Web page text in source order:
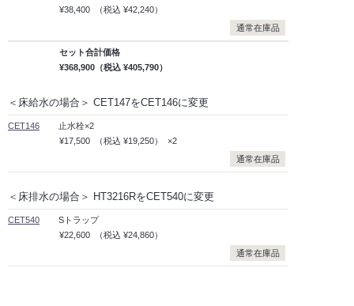
¥38,400
（税込 ¥42,240）
通常在庫品
セット合計価格
¥368,900 （税込 ¥405,790）
＜床給水の場合＞ CET147をCET146に変更
CET146
止水栓×2
¥17,500
（税込 ¥19,250）
×2
通常在庫品
＜床排水の場合＞ HT3216RをCET540に変更
CET540
Sトラップ
¥22,600
（税込 ¥24,860）
通常在庫品